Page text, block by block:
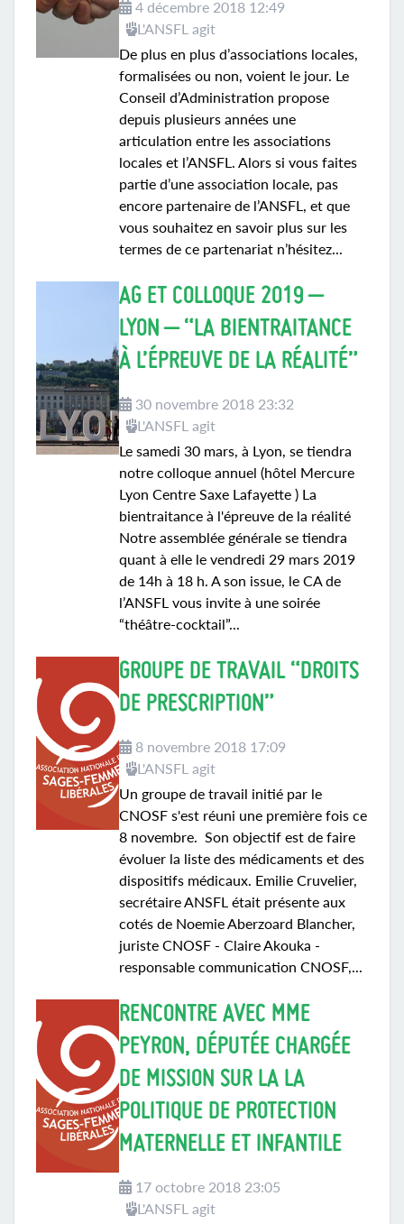
4 décembre 2018 12:49
L'ANSFL agit
De plus en plus d’associations locales,
formalisées ou non, voient le jour. Le
Conseil d’Administration propose
depuis plusieurs années une
articulation entre les associations
locales et l’ANSFL. Alors si vous faites
partie d’une association locale, pas
encore partenaire de l’ANSFL, et que
vous souhaitez en savoir plus sur les
termes de ce partenariat n’hésitez...
AG ET COLLOQUE 2019 –
LYON – “LA BIENTRAITANCE
À L’ÉPREUVE DE LA RÉALITÉ”
30 novembre 2018 23:32
L'ANSFL agit
Le samedi 30 mars, à Lyon, se tiendra
notre colloque annuel (hôtel Mercure
Lyon Centre Saxe Lafayette ) La
bientraitance à l'épreuve de la réalité
Notre assemblée générale se tiendra
quant à elle le vendredi 29 mars 2019
de 14h à 18 h. A son issue, le CA de
l’ANSFL vous invite à une soirée
“théâtre-cocktail”...
GROUPE DE TRAVAIL “DROITS
DE PRESCRIPTION”
8 novembre 2018 17:09
L'ANSFL agit
Un groupe de travail initié par le
CNOSF s'est réuni une première fois ce
8 novembre. Son objectif est de faire
évoluer la liste des médicaments et des
dispositifs médicaux. Emilie Cruvelier,
secrétaire ANSFL était présente aux
cotés de Noemie Aberzoard Blancher,
juriste CNOSF - Claire Akouka -
responsable communication CNOSF,...
RENCONTRE AVEC MME
PEYRON, DÉPUTÉE CHARGÉE
DE MISSION SUR LA LA
POLITIQUE DE PROTECTION
MATERNELLE ET INFANTILE
17 octobre 2018 23:05
L'ANSFL agit